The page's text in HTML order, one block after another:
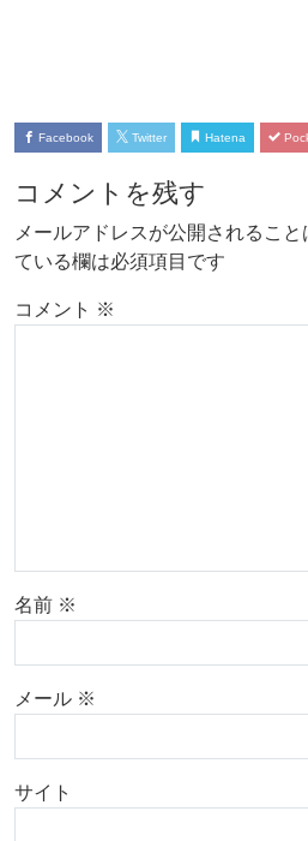
Facebook Twitter Hatena
コメントを残す
メールアドレスが公開されること
ている欄は必須項目です
コメント ※
名前 ※
メール ※
サイト